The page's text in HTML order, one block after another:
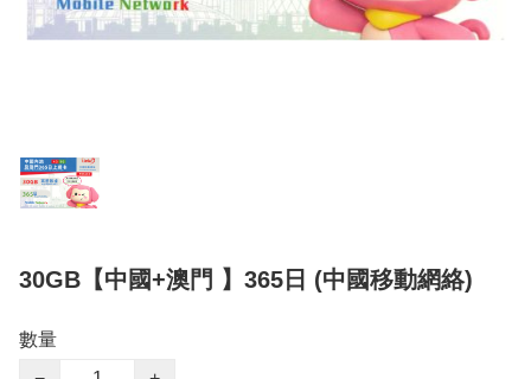
30GB【中國+澳門 】365日 (中國移動網絡)
數量